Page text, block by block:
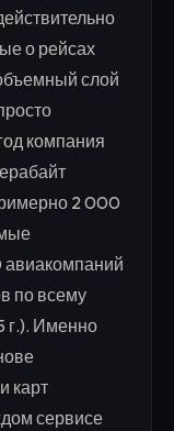
о рейсах
слой
компания
2 000
по всему
г.). Именно
карт
сервисе